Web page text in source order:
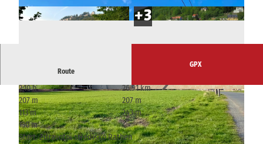
© Veit Riffer, Tourismusverband Sächsische Sc
hweiz
© Veit Riffer, Tourismusverband Sächsische Sc
hweiz
Route
GPX
2:10 h
26.91 km
207 m
207 m
113 m
243 m
130 m
Start: Zdravotní středisko Rathen